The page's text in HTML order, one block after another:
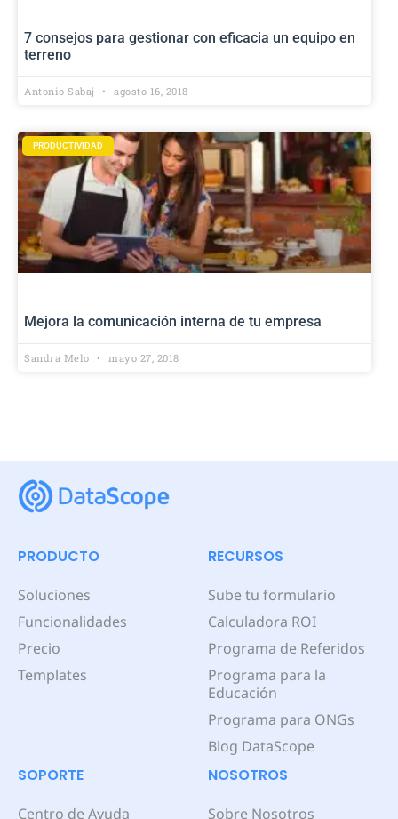
7 consejos para gestionar con eficacia un equipo en
terreno
Antonio Sabaj agosto 16, 2018
PRODUCTIVIDAD
Mejora la comunicación interna de tu empresa
Sandra Melo mayo 27, 2018
PRODUCTO
Soluciones
Funcionalidades
Precio
Templates
RECURSOS
Sube tu formulario
Calculadora ROI
Programa de Referidos
Programa para la
Educación
Programa para ONGs
Blog DataScope
SOPORTE
Centro de Ayuda
NOSOTROS
Sobre Nosotros